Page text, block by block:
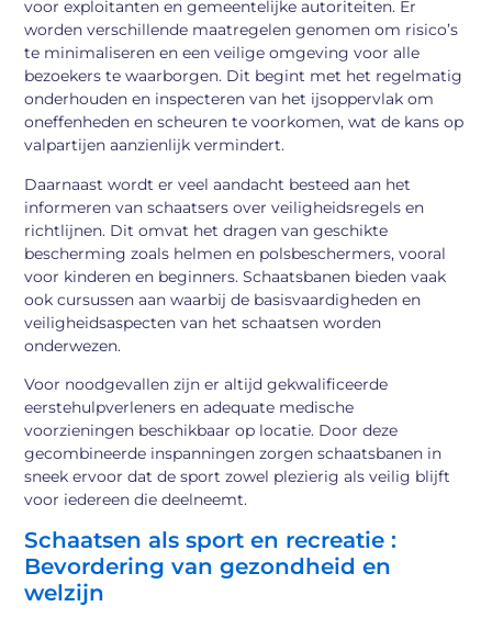
voor exploitanten en gemeentelijke autoriteiten. Er
worden verschillende maatregelen genomen om risico’s
te minimaliseren en een veilige omgeving voor alle
bezoekers te waarborgen. Dit begint met het regelmatig
onderhouden en inspecteren van het ijsoppervlak om
oneffenheden en scheuren te voorkomen, wat de kans op
valpartijen aanzienlijk vermindert.
Daarnaast wordt er veel aandacht besteed aan het
informeren van schaatsers over veiligheidsregels en
richtlijnen. Dit omvat het dragen van geschikte
bescherming zoals helmen en polsbeschermers, vooral
voor kinderen en beginners. Schaatsbanen bieden vaak
ook cursussen aan waarbij de basisvaardigheden en
veiligheidsaspecten van het schaatsen worden
onderwezen.
Voor noodgevallen zijn er altijd gekwalificeerde
eerstehulpverleners en adequate medische
voorzieningen beschikbaar op locatie. Door deze
gecombineerde inspanningen zorgen schaatsbanen in
sneek ervoor dat de sport zowel plezierig als veilig blijft
voor iedereen die deelneemt.
Schaatsen als sport en recreatie :
Bevordering van gezondheid en
welzijn